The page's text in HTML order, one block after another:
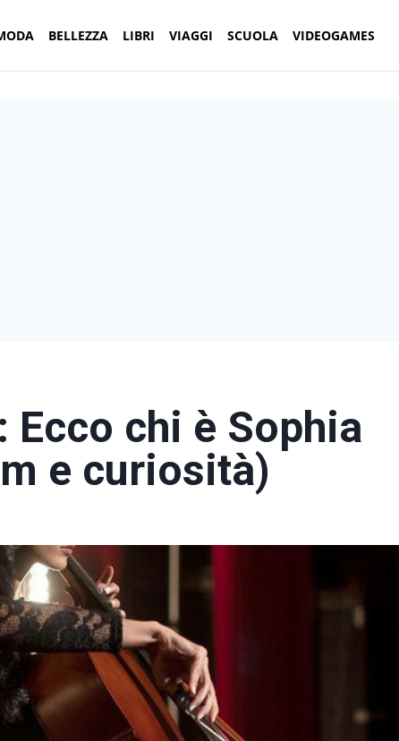
BELLEZZA LIBRI VIAGGI SCUOLA VIDEOGAMES
chi è Sophia
e curiosità)